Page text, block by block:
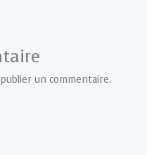
un commentaire.